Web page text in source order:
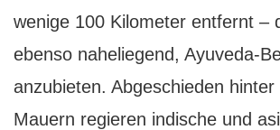
wenige 100 Kilometer entfernt –
ebenso naheliegend, Ayuveda-
anzubieten. Abgeschieden hinter
Mauern regieren indische und